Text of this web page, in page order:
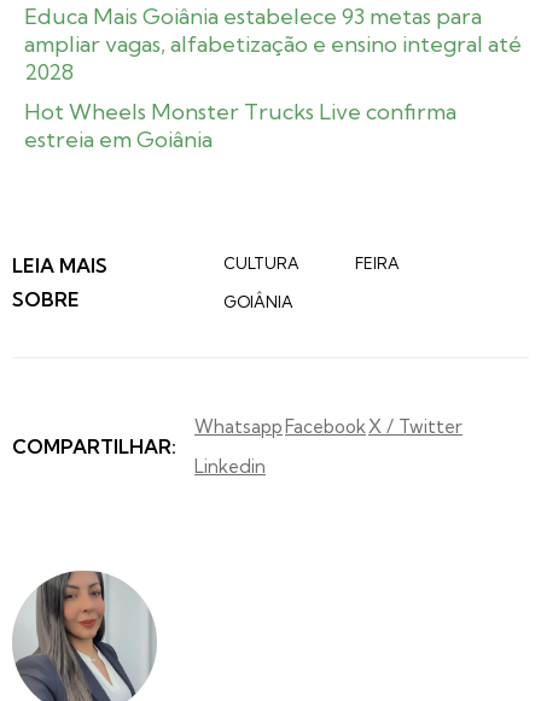
Educa Mais Goiânia estabelece 93 metas para
ampliar vagas, alfabetização e ensino integral até
2028
Hot Wheels Monster Trucks Live confirma
estreia em Goiânia
LEIA MAIS
SOBRE
CULTURA
FEIRA
GOIÂNIA
COMPARTILHAR:
WhatsappFacebookX / Twitter
Linkedin